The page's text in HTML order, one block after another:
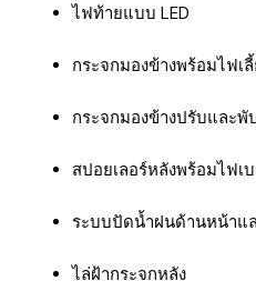
ไฟท้ายแบบ LED
กระจกมองข้างพร้อมไฟเ
กระจกมองข้างปรับและ
สปอยเลอร์หลังพร้อมไฟเ
ระบบปัดน้ำฝนด้านหน้าแ
ไล่ฝ้ากระจกหลัง